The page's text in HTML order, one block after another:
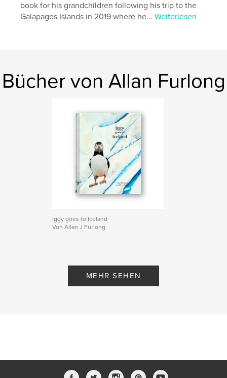
book for his grandchildren following his trip to the
Galapagos Islands in 2019 where he...Weiterlesen
Bücher von Allan Furlong
Iggy goes to Iceland
Von Allan J Furlong
MEHR SEHEN